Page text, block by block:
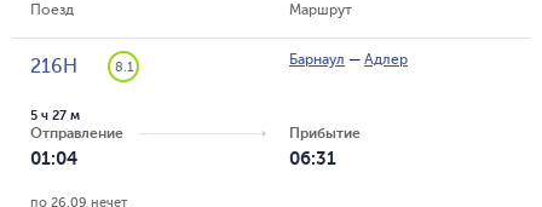
Поезд Маршрут
216Н 8.1 Барнаул — Адлер
Отправление
01:04
5 ч 27 м
Прибытие
06:31
по 26.09 нечет